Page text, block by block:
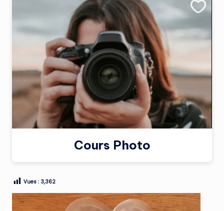
Cours Photo
Vues : 3,362